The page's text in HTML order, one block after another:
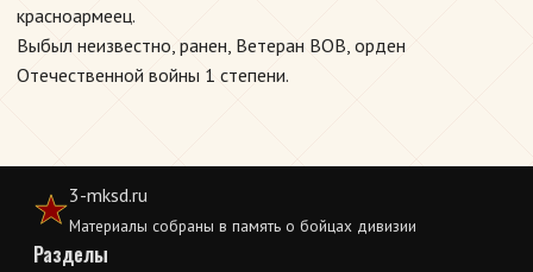
красноармеец.
Выбыл неизвестно, ранен, Ветеран ВОВ, орден
Отечественной войны 1 степени.
3-mksd.ru
Материалы собраны в память о бойцах дивизии
Разделы